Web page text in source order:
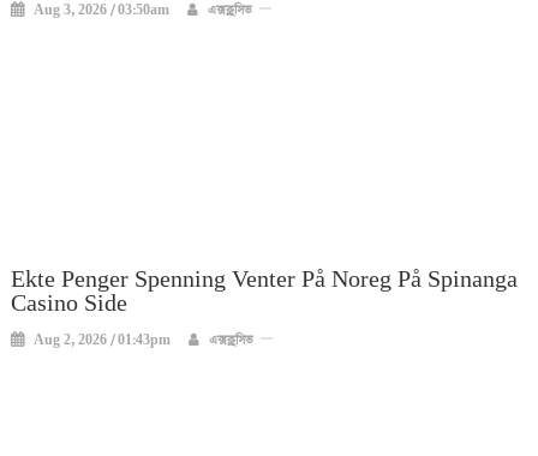
Aug 3, 2026 / 03:50am এক্সক্লুসিভ
Ekte Penger Spenning Venter På Noreg På Spinanga
Casino Side
Aug 2, 2026 / 01:43pm এক্সক্লুসিভ